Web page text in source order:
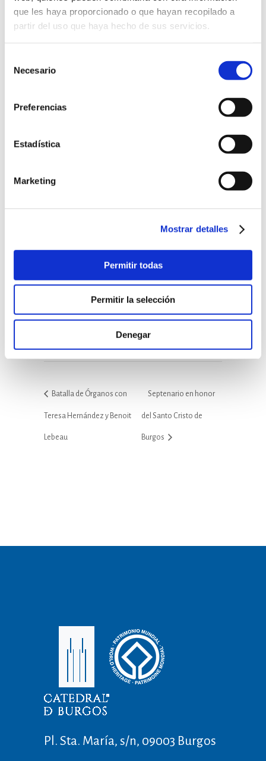
que les haya proporcionado o que hayan recopilado a
partir del uso que haya hecho de sus servicios.
Necesario
Preferencias
Estadística
Marketing
Mostrar detalles
Permitir todas
Permitir la selección
Denegar
ORGANIZADOR
LOCAL
Plaza de Santamaría s/n
Burgos,España+ Google Map
Batalla de Órganos con
Teresa Hernández y Benoit
Lebeau
Septenario en honor
del Santo Cristo de
Burgos
Pl. Sta. María, s/n, 09003 Burgos